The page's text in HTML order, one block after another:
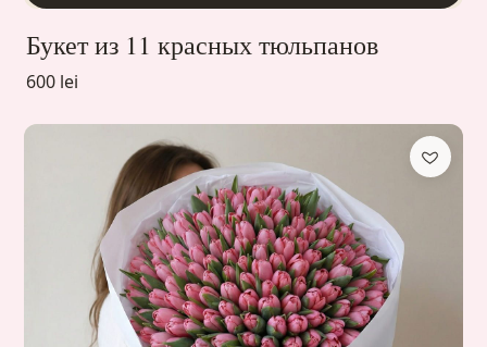
Букет из 11 красных тюльпанов
600 lei